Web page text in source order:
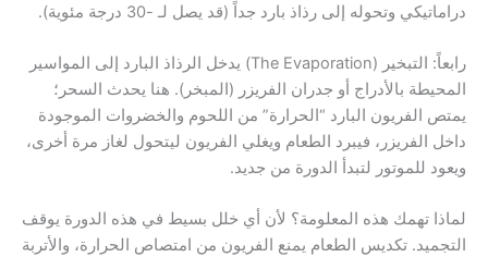
دراماتيكي وتحوله إلى رذاذ بارد جداً (قد يصل لـ -30 درجة مئوية).
رابعاً: التبخير (The Evaporation) يدخل الرذاذ البارد إلى المواسير
المحيطة بالأدراج أو جدران الفريزر (المبخر). هنا يحدث السحر؛
يمتص الفريون البارد “الحرارة” من اللحوم والخضروات الموجودة
داخل الفريزر، فيبرد الطعام ويغلي الفريون ليتحول لغاز مرة أخرى،
ويعود للموتور لتبدأ الدورة من جديد.
لماذا تهمك هذه المعلومة؟ لأن أي خلل بسيط في هذه الدورة يوقف
التجميد. تكديس الطعام يمنع الفريون من امتصاص الحرارة، والأتربة